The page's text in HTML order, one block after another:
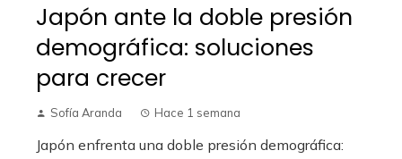
Japón ante la doble presión
demográfica: soluciones
para crecer
Sofía Aranda Hace 1 semana
Japón enfrenta una doble presión demográfica: